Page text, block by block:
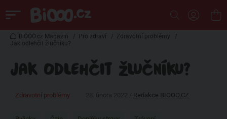
BiOOO.cz Magazin / Pro zdraví / Zdravotní problémy
/
Jak odlehčit žlučníku?
JAK ODLEHČIT ŽLUČNÍKU?
Zdravotní problémy Redakce BIOOO.CZ